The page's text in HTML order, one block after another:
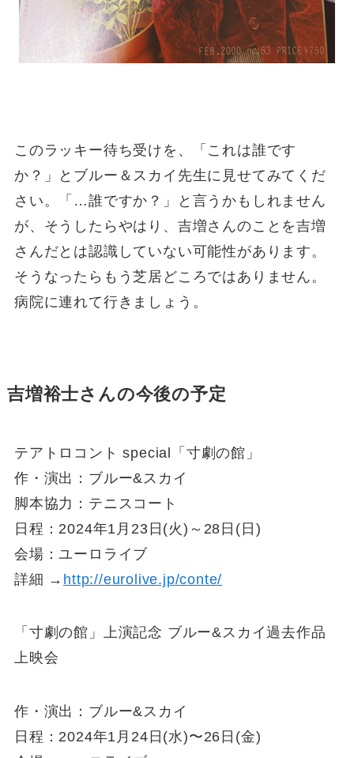
このラッキー待ち受けを、「これは誰です
か？」とブルー＆スカイ先生に見せてみてくだ
さい。「…誰ですか？」と言うかもしれません
が、そうしたらやはり、吉増さんのことを吉増
さんだとは認識していない可能性があります。
そうなったらもう芝居どころではありません。
病院に連れて行きましょう。
吉増裕士さんの今後の予定
テアトロコント special「寸劇の館」
作・演出：ブルー&スカイ
脚本協力：テニスコート
日程：2024年1月23日(火)～28日(日)
会場：ユーロライブ
詳細 → http://eurolive.jp/conte/
「寸劇の館」上演記念 ブルー&スカイ過去作品
上映会
作・演出：ブルー&スカイ
日程：2024年1月24日(水)〜26日(金)